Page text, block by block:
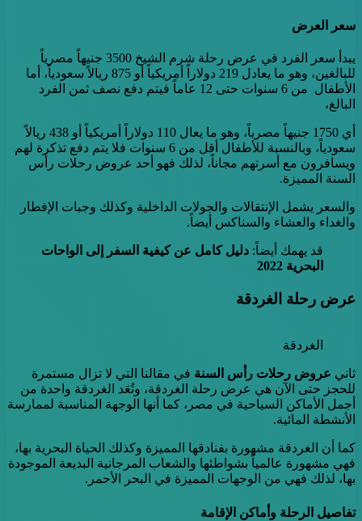
سعر العرض
يبدأ سعر الفرد في عرض رحلة شرم الشيخ 3500 جنيهاً مصرياً
للبالغين، وهو ما يعادل 219 دولاراً أمريكياً أو 875 ريالاً سعودياً، أما
الأطفال من 6 سنوات حتى 12 عاماً فيتم دفع نصف ثمن الفرد
البالغ،
أي 1750 جنيهاً مصرياً، وهو ما يعال 110 دولاراً أمريكياً أو 438 ريالاً
سعودياً، وبالنسبة للأطفال أقل من 6 سنوات فلا يتم دفع تذكرة لهم
ويسافرون مع أسرتهم مجاناً، لذلك فهو أحد عروض رحلات رأس
السنة المميزة.
والسعر يشمل الإنتقالات والجولات الداخلية وكذلك وجبات الإفطار
والغداء والعشاء والسناكس أيضاً.
قد يهمك أيضاً: دليل كامل عن كيفية السفر إلى الواحات
البحرية 2022
عرض رحلة الغردقة
الغردقة
ثاني عروض رحلات رأس السنة في مقالنا التي لا تزال مستمرة
للحجز حتى الآن هي عرض رحلة الغردقة، وتُعَد الغردقة واحدة من
أجمل الأماكن السياحية في مصر، كما أنها الوجهة المناسبة لممارسة
الأنشطة المائية.
كما أن الغردقة مشهورة بفنادقها المميزة وكذلك الحياة البحرية بها،
فهي مشهورة عالمياً بشواطئها والشعاب المرجانية البديعة الموجودة
بها، لذلك فهي من الوجهات المميزة في البحر الأحمر.
تفاصيل الرحلة وأماكن الإقامة